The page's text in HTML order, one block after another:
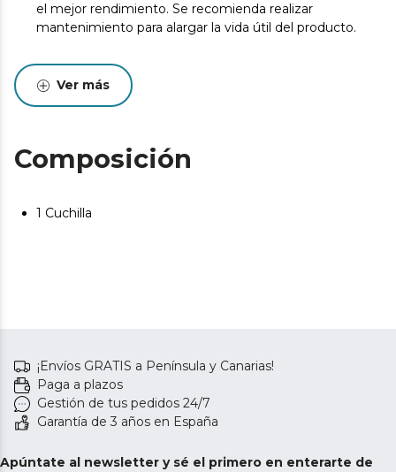
el mejor rendimiento. Se recomienda realizar
mantenimiento para alargar la vida útil del producto.
Ver más
Composición
1 Cuchilla
¡Envíos GRATIS a Península y Canarias!
Paga a plazos
Gestión de tus pedidos 24/7
Garantía de 3 años en España
Apúntate al newsletter y sé el primero en enterarte de